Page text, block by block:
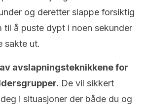
og deretter slappe forsiktig
til å puste dypt i noen sekunder
sakte ut.
avslapningsteknikkene for
De vil sikkert
i situasjoner der både du og